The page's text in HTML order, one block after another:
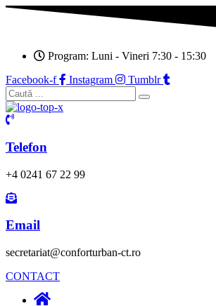
Program: Luni - Vineri 7:30 - 15:30
Facebook-f
Instagram Tumblr
Telefon
+4 0241 67 22 99
Email
secretariat@conforturban-ct.ro
CONTACT